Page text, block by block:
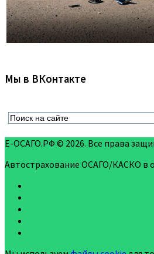
Мы в ВКонтакте
Е-ОСАГО.РФ © 2026. Все права
Автострахование ОСАГО/КАСКО в